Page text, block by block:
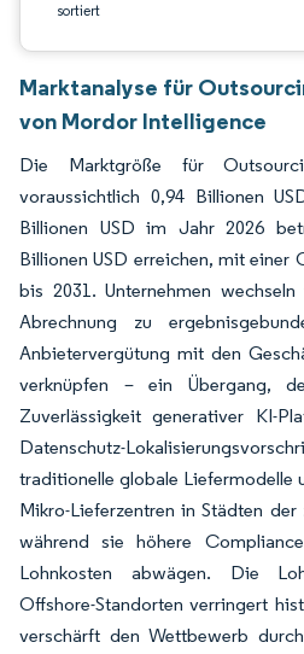
sortiert
Marktanalyse für
von Mordor Intelligence
Die Marktgröße für
voraussichtlich 0,94 Billionen
Billionen USD im Jahr 2026
Billionen USD erreichen, mit einer
bis 2031. Unternehmen
Abrechnung zu
Anbietervergütung mit den
verknüpfen – ein Übergang,
Zuverlässigkeit generativer KI-
Datenschutz-
traditionelle globale Liefermodelle
Mikro-Lieferzentren in Städten
während sie höhere
Lohnkosten abwägen. Die
Offshore-Standorten verringert
verschärft den Wettbewerb